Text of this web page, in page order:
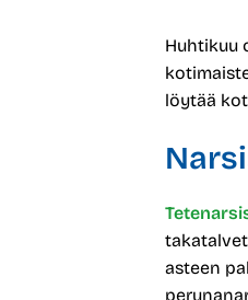
Huhtikuu
löytää
asteen